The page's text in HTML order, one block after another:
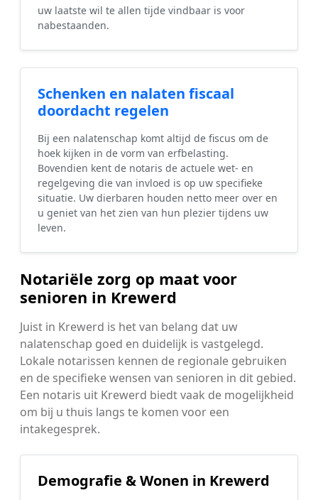
uw laatste wil te allen tijde vindbaar is voor
nabestaanden.
Schenken en nalaten fiscaal
doordacht regelen
Bij een nalatenschap komt altijd de fiscus om de
hoek kijken in de vorm van erfbelasting.
Bovendien kent de notaris de actuele wet- en
regelgeving die van invloed is op uw specifieke
situatie. Uw dierbaren houden netto meer over en
u geniet van het zien van hun plezier tijdens uw
leven.
Notariële zorg op maat voor
senioren in Krewerd
Juist in Krewerd is het van belang dat uw
nalatenschap goed en duidelijk is vastgelegd.
Lokale notarissen kennen de regionale gebruiken
en de specifieke wensen van senioren in dit gebied.
Een notaris uit Krewerd biedt vaak de mogelijkheid
om bij u thuis langs te komen voor een
intakegesprek.
Demografie & Wonen in Krewerd